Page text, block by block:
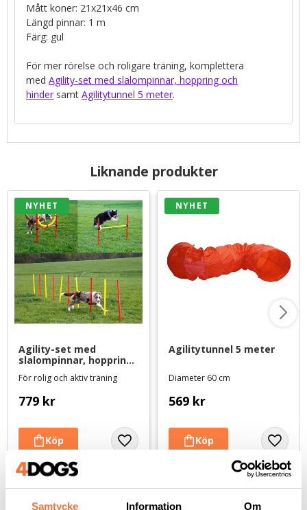
Samtycke Information Om
Mått koner: 21x21x46 cm
Längd pinnar: 1 m
Färg: gul
För mer rörelse och roligare träning, komplettera
med Agility-set med slalompinnar, hoppring och
hinder samt Agilitytunnel 5 meter.
Liknande produkter
Agility-set med
slalompinnar, hoppring
och hinder
För rolig och aktiv träning
779 kr
NYHET
Agilitytunnel 5 meter
Diameter 60 cm
569 kr
NYHET
Andra köpte även